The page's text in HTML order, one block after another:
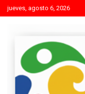
Skip
to
jueves, agosto 6, 2026